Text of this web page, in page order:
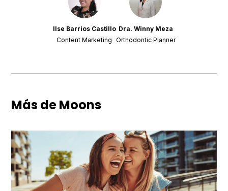
Ilse Barrios Castillo
Content Marketing
Dra. Winny Meza
Orthodontic Planner
Más de Moons